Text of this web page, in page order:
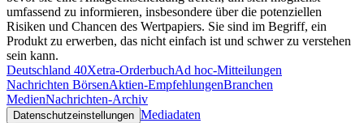
umfassend zu informieren, insbesondere über die potenziellen
Risiken und Chancen des Wertpapiers. Sie sind im Begriff, ein
Produkt zu erwerben, das nicht einfach ist und schwer zu verstehen
sein kann.
Deutschland 40Xetra-OrderbuchAd hoc-Mitteilungen
Nachrichten BörsenAktien-EmpfehlungenBranchen
MedienNachrichten-Archiv
Datenschutzeinstellungen Mediadaten